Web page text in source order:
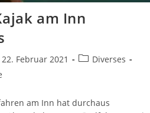
am Inn
22. Februar 2021
Beitrags-
Diverses
am Inn hat durchaus